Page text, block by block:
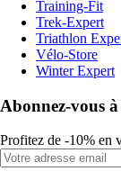
Training-Fit
Trek-Expert
Triathlon
Vélo-Store
Winter Expert
Abonnez-vous
Profitez de -10% en